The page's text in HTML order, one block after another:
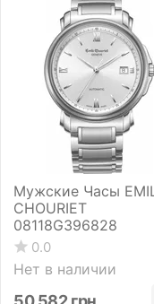
Мужские Часы
CHOURIET
08118G396828
0.0
Нет в наличии